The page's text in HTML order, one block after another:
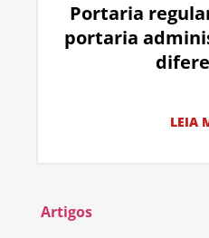
Portaria
portaria
LEIA
Artigos